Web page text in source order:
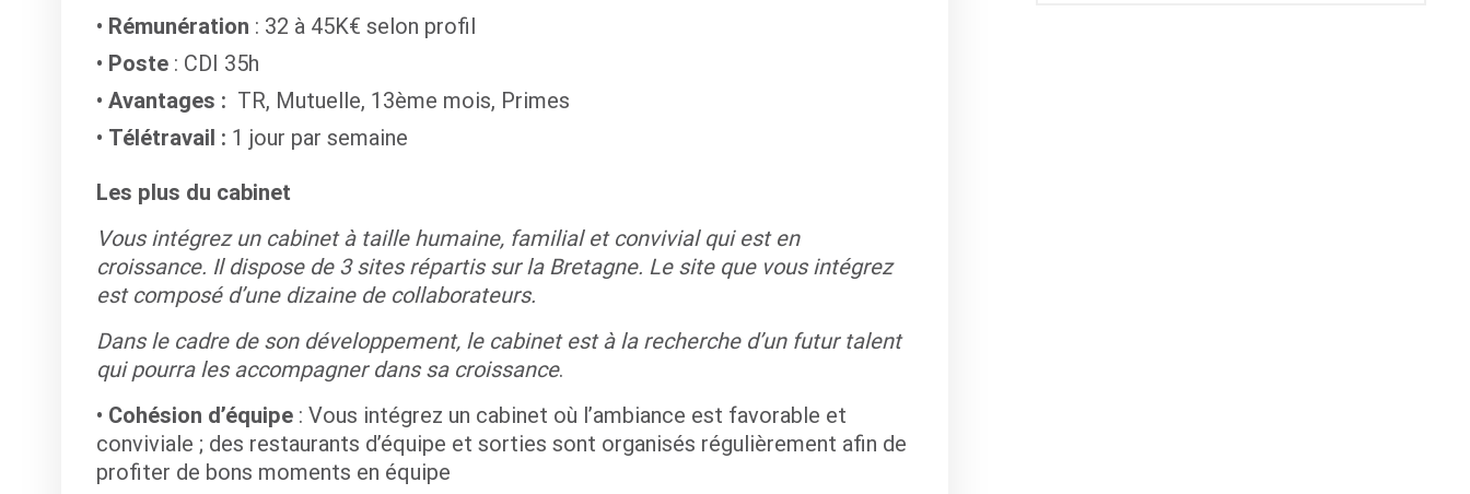
Rémunération : 32 à 45K€ selon profil
Poste: CDI 35h
Avantages : TR, Mutuelle, 13ème mois, Primes
Télétravail : 1 jour par semaine
Les plus du cabinet
Vous intégrez un cabinet à taille humaine, familial et convivial qui est en
croissance. Il dispose de 3 sites répartis sur la Bretagne. Le site que vous intégrez
est composé d’une dizaine de collaborateurs.
Dans le cadre de son développement, le cabinet est à la recherche d’un futur talent
qui pourra les accompagner dans sa croissance.
Cohésion d’équipe: Vous intégrez un cabinet où l’ambiance est favorable et
conviviale ; des restaurants d’équipe et sorties sont organisés régulièrement afin de
profiter de bons moments en équipe